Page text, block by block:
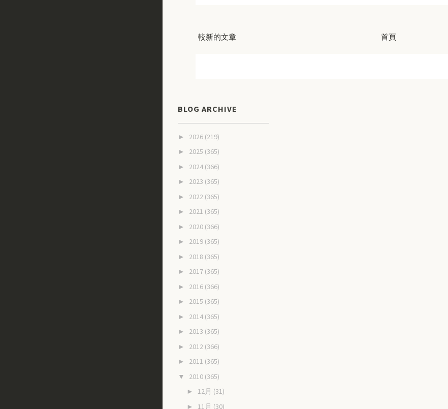
較新的文章 首頁
BLOG ARCHIVE
► 2026 (219)
► 2025 (365)
► 2024 (366)
► 2023 (365)
► 2022 (365)
► 2021 (365)
► 2020 (366)
► 2019 (365)
► 2018 (365)
► 2017 (365)
► 2016 (366)
► 2015 (365)
► 2014 (365)
► 2013 (365)
► 2012 (366)
► 2011 (365)
▼ 2010 (365)
► 12月 (31)
► 11月 (30)